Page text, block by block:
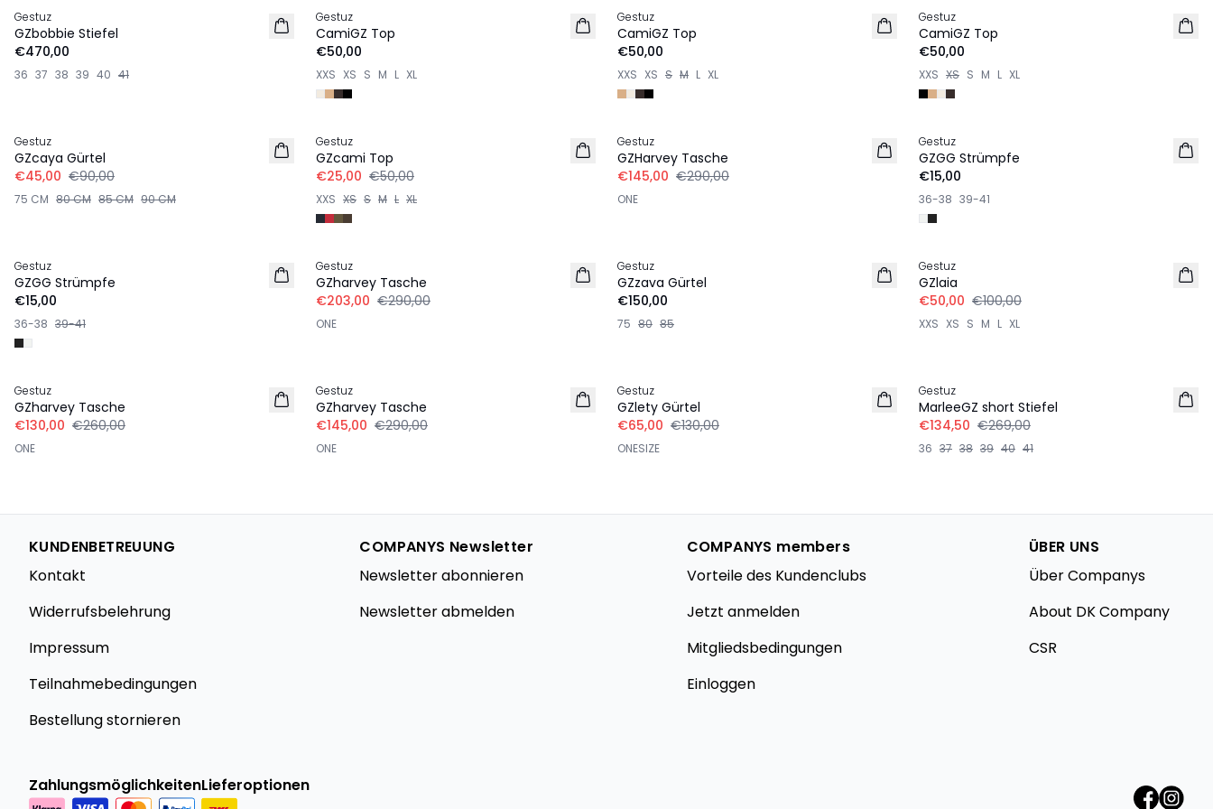
Gestuz
GZbobbie Stiefel
€470,00
36 37 38 39 40 41
Gestuz
CamiGZ Top
€50,00
XXS XS S M L XL
Gestuz
CamiGZ Top
€50,00
XXS XS S M L XL
Gestuz
CamiGZ Top
€50,00
XXS XS S M L XL
Gestuz
GZcaya Gürtel
€45,00 €90,00
75 CM 80 CM 85 CM 90 CM
Gestuz
GZcami Top
€25,00 €50,00
XXS XS S M L XL
Gestuz
GZHarvey Tasche
€145,00 €290,00
ONE
NEU
Gestuz
GZGG Strümpfe
€15,00
36-38 39-41
NEU
Gestuz
GZGG Strümpfe
€15,00
36-38 39-41
Gestuz
GZharvey Tasche
€203,00 €290,00
ONE
Gestuz
GZzava Gürtel
€150,00
75 80 85
Gestuz
GZlaia
€50,00 €100,00
XXS XS S M L XL
Gestuz
GZharvey Tasche
€130,00 €260,00
ONE
Gestuz
GZharvey Tasche
€145,00 €290,00
ONE
Gestuz
GZlety Gürtel
€65,00 €130,00
ONESIZE
Gestuz
MarleeGZ short Stiefel
€134,50 €269,00
36 37 38 39 40 41
KUNDENBETREUUNG
Kontakt
Widerrufsbelehrung
Impressum
Teilnahmebedingungen
Bestellung stornieren
COMPANYS Newsletter
Newsletter abonnieren
Newsletter abmelden
COMPANYS members
Vorteile des Kundenclubs
Jetzt anmelden
Mitgliedsbedingungen
Einloggen
ÜBER UNS
Über Companys
About DK Company
CSR
ZahlungsmöglichkeitenLieferoptionen